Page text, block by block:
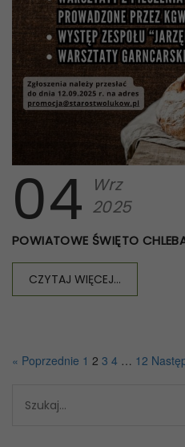
04
Wrz
2025
POWIATOWE ŚWIĘTO
CZYTAJ WIĘCEJ...
« Poprzednie 1 2 3 4 … 12